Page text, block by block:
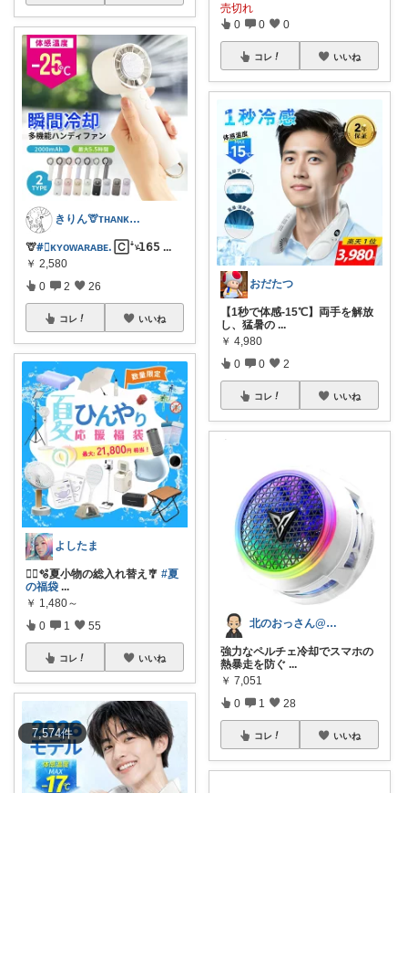
7,574件
きりん🦒ᴛʜᴀɴᴋs ᴀʟᴡᴀʏs.
🦒#⃞ᴋʏoᴡᴀʀᴀʙᴇᱹ 🄲ꜜᵞ̵𝟣𝟨𝟧 ...
￥ 2,580
0 2 26
コレ いいね
よしたま
🏃‍♀️🫧夏小物の総入れ替え🎐 #夏
の福袋 ...
￥ 1,480～
0 1 55
コレ いいね
売切れ
0 0 0
コレ いいね
おだたつ
【1秒で体感-15℃】両手を解放
し、猛暑の ...
￥ 4,980
0 0 2
コレ いいね
北のおっさん@ガジェット好き
強力なペルチェ冷却でスマホの
熱暴走を防ぐ ...
￥ 7,051
0 1 28
コレ いいね